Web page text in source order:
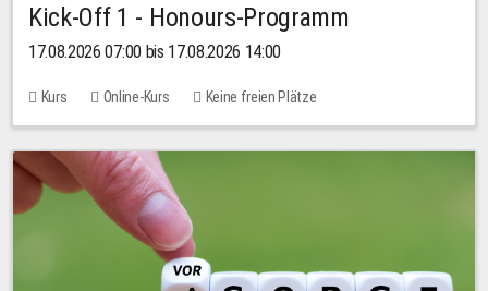
Kick-Off 1 - Honours-Programm
17.08.2026 07:00 bis 17.08.2026 14:00
Kurs Online-Kurs Keine freien Plätze